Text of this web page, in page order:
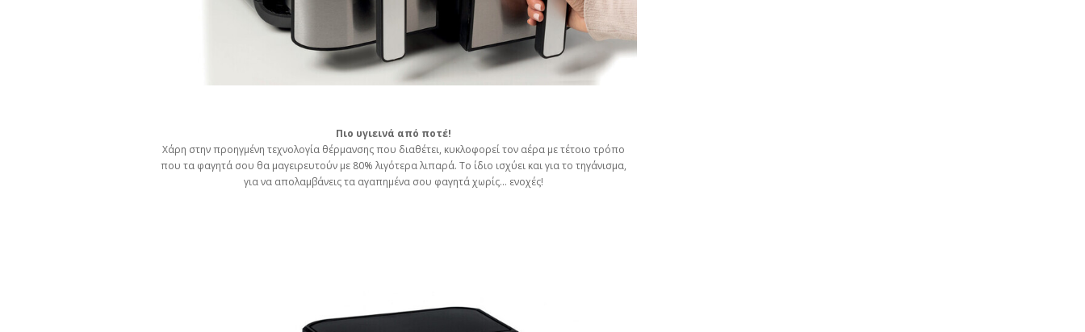
Πιο υγιεινά από ποτέ!
Χάρη στην προηγμένη τεχνολογία θέρμανσης που διαθέτει, κυκλοφορεί τον αέρα με τέτοιο τρόπο
που τα φαγητά σου θα μαγειρευτούν με 80% λιγότερα λιπαρά. Το ίδιο ισχύει και για το τηγάνισμα,
για να απολαμβάνεις τα αγαπημένα σου φαγητά χωρίς... ενοχές!